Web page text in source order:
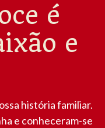
é
e
história familiar.
e conheceram-se